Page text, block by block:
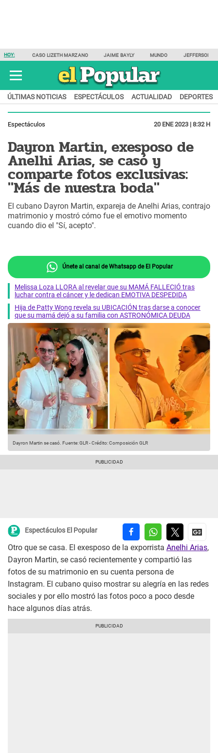
HOY: CASO LIZETH MARZANO JAIME BAYLY MUNDO JEFFERSON
ÚLTIMAS NOTICIAS ESPECTÁCULOS ACTUALIDAD DEPORTES
Espectáculos 20 ENE 2023 | 8:32 H
Dayron Martin, exesposo de
Anelhi Arias, se casó y
comparte fotos exclusivas:
"Más de nuestra boda"
El cubano Dayron Martin, expareja de Anelhi Arias, contrajo
matrimonio y mostró cómo fue el emotivo momento
cuando dio el "Sí, acepto".
Únete al canal de Whatsapp de El Popular
Melissa Loza LLORA al revelar que su MAMÁ FALLECIÓ tras
luchar contra el cáncer y le dedican EMOTIVA DESPEDIDA
Hija de Patty Wong revela su UBICACIÓN tras darse a conocer
que su mamá dejó a su familia con ASTRONÓMICA DEUDA
Dayron Martin se casó. Fuente: GLR-Crédito: Composición GLR
Espectáculos El Popular
Otro que se casa. El exesposo de la exporrista Anelhi Arias,
Dayron Martin, se casó recientemente y compartió las
fotos de su matrimonio en su cuenta persona de
Instagram. El cubano quiso mostrar su alegría en las redes
sociales y por ello mostró las fotos poco a poco desde
hace algunos días atrás.